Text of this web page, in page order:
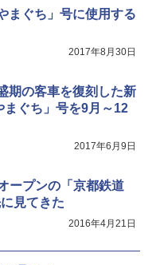
まぐち」号に使用する
2017年8月30日
期の客車を復刻した新
ぐち」号を9月～12
2017年6月9日
ープンの「京都鉄道
見てきた
2016年4月21日